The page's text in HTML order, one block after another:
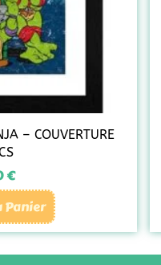
– COUVERTURE
€
Panier